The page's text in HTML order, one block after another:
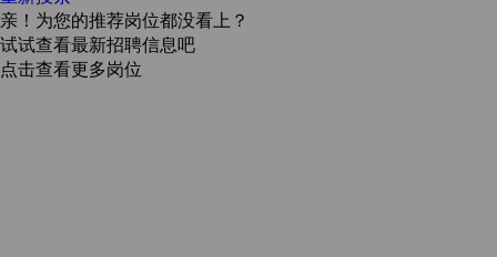
亲！为您的推荐岗位都没看上？
试试查看最新招聘信息吧
点击查看更多岗位